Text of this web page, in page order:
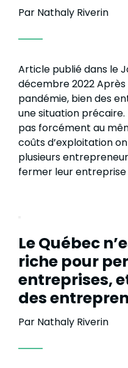
Par Nathaly Riverin
Article publié dans le
décembre 2022 Après
pandémie, bien des
une situation
pas forcément au
coûts d’exploitation
plusieurs
fermer leur entreprise
Le Québec
riche pour
entreprises,
des
Par Nathaly Riverin